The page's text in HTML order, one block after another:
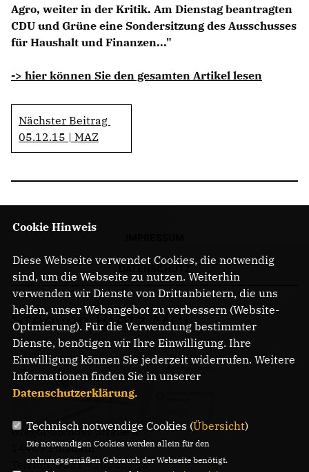
Agro, weiter in der Kritik. Am Dienstag beantragten
CDU und Grüne eine Sondersitzung des Ausschusses
für Haushalt und Finanzen..."
-> hier können Sie den gesamten Artikel lesen
Nächster Beitrag
05.12.15 | MAZ
Steeven Bretz MdL
Gregor-Mendel-Straße 3
14469 Potsdam
Telefon: 0331 - 20085713
Cookie Hinweis
Diese Webseite verwendet Cookies, die notwendig
sind, um die Webseite zu nutzen. Weiterhin
verwenden wir Dienste von Drittanbietern, die uns
helfen, unser Webangebot zu verbessern (Website-
Optmierung). Für die Verwendung bestimmter
Dienste, benötigen wir Ihre Einwilligung. Ihre
Einwilligung können Sie jederzeit widerrufen. Weitere
Informationen finden Sie in unserer
Datenschutzerklärung.
Technisch notwendige Cookies (Übersicht)
Die notwendigen Cookies werden allein für den
ordnungsgemäßen Gebrauch der Webseite benötigt.